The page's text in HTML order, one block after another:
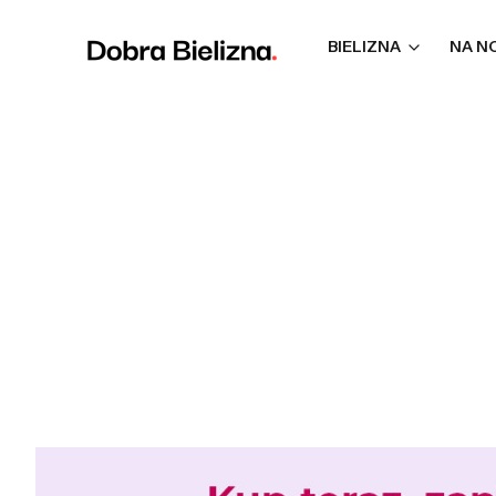
BIELIZNA NA